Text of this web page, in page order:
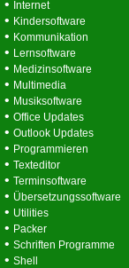
• Internet
• Kindersoftware
• Kommunikation
• Lernsoftware
• Medizinsoftware
• Multimedia
• Musiksoftware
• Office Updates
• Outlook Updates
• Programmieren
• Texteditor
• Terminsoftware
• Übersetzungssoftware
• Utilities
• Packer
• Schriften Programme
• Shell